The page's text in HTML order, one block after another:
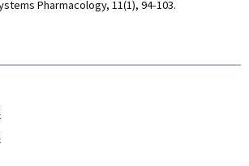
Pharmacology, 11(1), 94-103.